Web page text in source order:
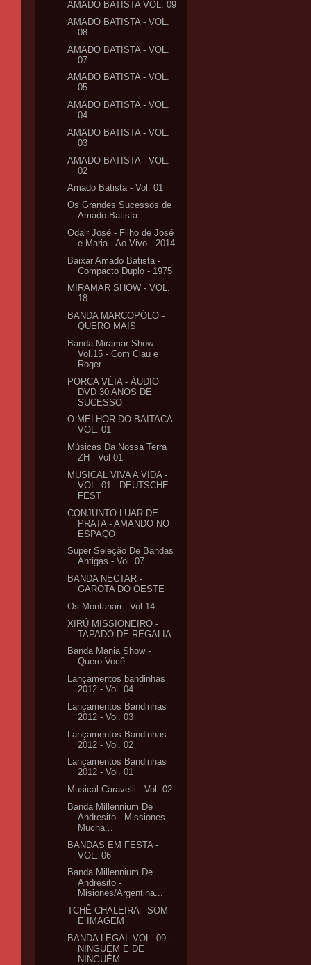
AMADO BATISTA VOL. 09
AMADO BATISTA - VOL.
08
AMADO BATISTA - VOL.
07
AMADO BATISTA - VOL.
05
AMADO BATISTA - VOL.
04
AMADO BATISTA - VOL.
03
AMADO BATISTA - VOL.
02
Amado Batista - Vol. 01
Os Grandes Sucessos de
Amado Batista
Odair José - Filho de José
e Maria - Ao Vivo - 2014
Baixar Amado Batista -
Compacto Duplo - 1975
MIRAMAR SHOW - VOL.
18
BANDA MARCOPÓLO -
QUERO MAIS
Banda Miramar Show -
Vol.15 - Com Clau e
Roger
PORCA VÉIA - ÁUDIO
DVD 30 ANOS DE
SUCESSO
O MELHOR DO BAITACA
VOL. 01
Músicas Da Nossa Terra
ZH - Vol 01
MUSICAL VIVA A VIDA -
VOL. 01 - DEUTSCHE
FEST
CONJUNTO LUAR DE
PRATA - AMANDO NO
ESPAÇO
Super Seleção De Bandas
Antigas - Vol. 07
BANDA NÉCTAR -
GAROTA DO OESTE
Os Montanari - Vol.14
XIRÚ MISSIONEIRO -
TAPADO DE REGALIA
Banda Mania Show -
Quero Você
Lançamentos bandinhas
2012 - Vol. 04
Lançamentos Bandinhas
2012 - Vol. 03
Lançamentos Bandinhas
2012 - Vol. 02
Lançamentos Bandinhas
2012 - Vol. 01
Musical Caravelli - Vol. 02
Banda Millennium De
Andresito - Missiones -
Mucha...
BANDAS EM FESTA -
VOL. 06
Banda Millennium De
Andresito -
Misiones/Argentina...
TCHÊ CHALEIRA - SOM
E IMAGEM
BANDA LEGAL VOL. 09 -
NINGUÉM É DE
NINGUÉM